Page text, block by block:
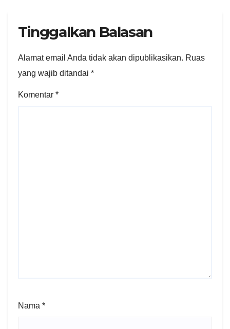
Tinggalkan Balasan
Alamat email Anda tidak akan dipublikasikan. Ruas
yang wajib ditandai *
Komentar *
Nama *